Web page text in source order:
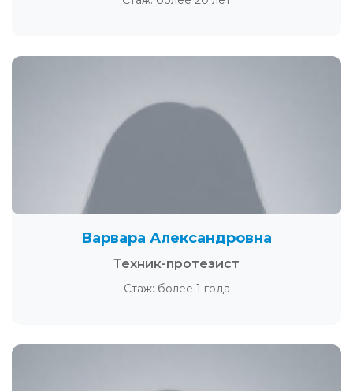
Варвара Александровна
Техник-протезист
Стаж: более 1 года